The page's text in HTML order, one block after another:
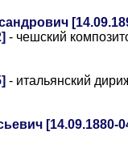
- чешский
- итальянский
[14.09.1880-